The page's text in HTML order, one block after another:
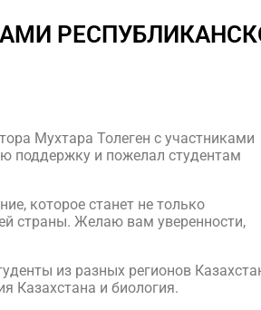
Мухтара Толеген с участниками
поддержку и пожелал студентам
которое станет не только
страны. Желаю вам уверенности,
из разных регионов
Казахстана и биология.